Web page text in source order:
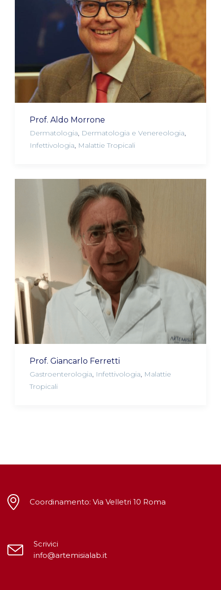
Prof. Aldo Morrone
Dermatologia, Dermatologia e Venereologia,
Infettivologia, Malattie Tropicali
Prof. Giancarlo Ferretti
Gastroenterologia, Infettivologia, Malattie
Tropicali
Coordinamento: Via Velletri 10 Roma
Scrivici
info@artemisialab.it